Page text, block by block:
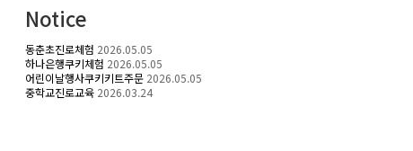
Notice
동춘초진로체험 2026.05.05
하나은행쿠키체험 2026.05.05
어린이날행사쿠키키트주문 2026.05.05
중학교진로교육 2026.03.24